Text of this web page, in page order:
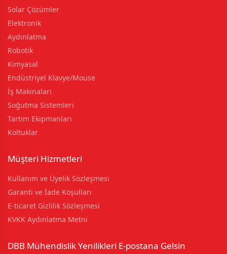
Solar Çözümler
Elektronik
Aydınlatma
Robotik
Kimyasal
Endüstriyel Klavye/Mouse
İş Makinaları
Soğutma Sistemleri
Tartım Ekipmanları
Koltuklar
Müşteri Hizmetleri
Kullanım ve Üyelik Sözleşmesi
Garanti ve İade Koşulları
E-ticaret Gizlilik Sözleşmesi
KVKK Aydınlatma Metni
DBB Mühendislik Yenilikleri E-postana Gelsin